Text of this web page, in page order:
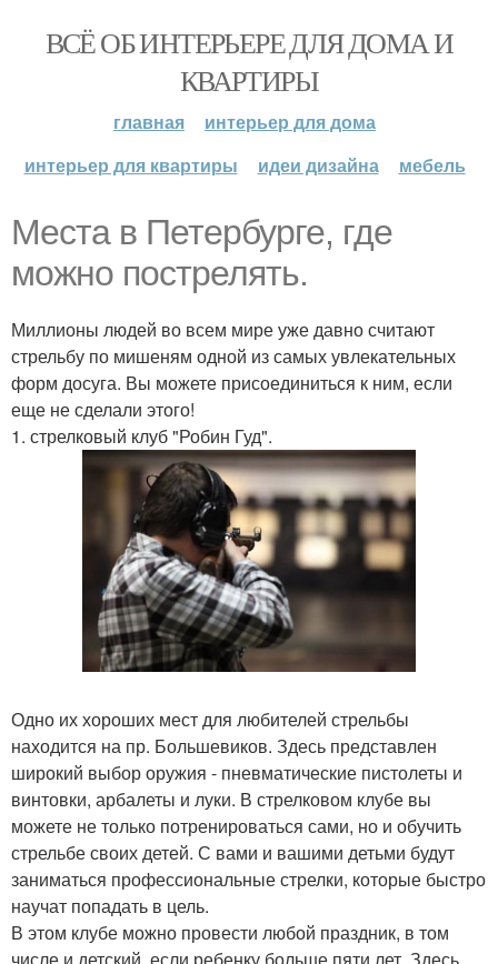
ВСЁ ОБ ИНТЕРЬЕРЕ ДЛЯ ДОМА И
КВАРТИРЫ
главная
интерьер для дома
интерьер для квартиры
идеи дизайна мебель
Места в Петербурге, где
можно пострелять.
Миллионы людей во всем мире уже давно считают
стрельбу по мишеням одной из самых увлекательных
форм досуга. Вы можете присоединиться к ним, если
еще не сделали этого!
1. стрелковый клуб "Робин Гуд".
Одно их хороших мест для любителей стрельбы
находится на пр. Большевиков. Здесь представлен
широкий выбор оружия - пневматические пистолеты и
винтовки, арбалеты и луки. В стрелковом клубе вы
можете не только потренироваться сами, но и обучить
стрельбе своих детей. С вами и вашими детьми будут
заниматься профессиональные стрелки, которые быстро
научат попадать в цель.
В этом клубе можно провести любой праздник, в том